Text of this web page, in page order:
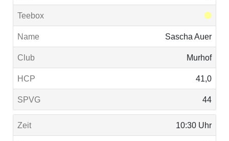
Sascha Auer
Murhof
41,0
44
10:30 Uhr